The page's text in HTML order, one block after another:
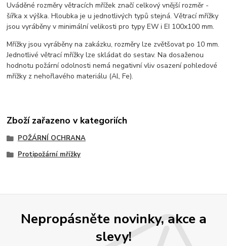
Uváděné rozměry větracích mřížek značí celkový vnější rozměr -
šířka x výška. Hloubka je u jednotlivých typů stejná. Větrací mřížky
jsou vyráběny v minimální velikosti pro typy EW i EI 100x100 mm.
Mřížky jsou vyráběny na zakázku, rozměry lze zvětšovat po 10 mm.
Jednotlivé větrací mřížky lze skládat do sestav. Na dosaženou
hodnotu požární odolnosti nemá negativní vliv osazení pohledové
mřížky z nehořlavého materiálu (Al, Fe).
Zboží zařazeno v kategoriích
POŽÁRNÍ OCHRANA
Protipožární mřížky
Nepropásněte novinky, akce a
slevy!